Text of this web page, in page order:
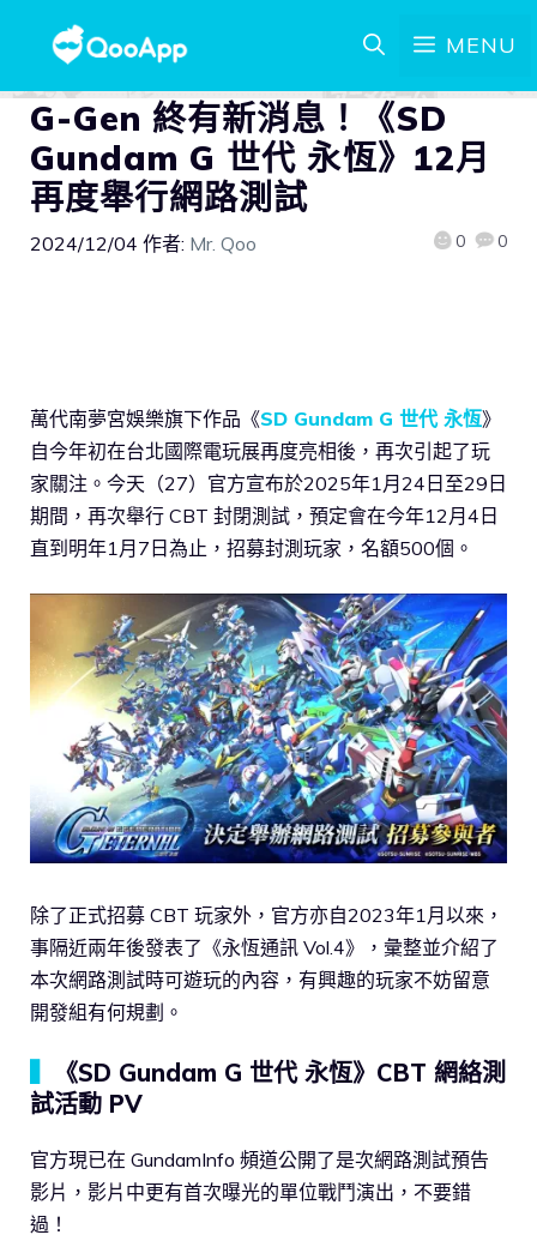
MENU
G-Gen 終有新消息！《SD
Gundam G 世代 永恆》12月
再度舉行網路測試
2024/12/04 作者: Mr. Qoo 0 0
萬代南夢宮娛樂旗下作品《SD Gundam G 世代 永恆》
自今年初在台北國際電玩展再度亮相後，再次引起了玩
家關注。今天（27）官方宣布於2025年1月24日至29日
期間，再次舉行 CBT 封閉測試，預定會在今年12月4日
直到明年1月7日為止，招募封測玩家，名額500個。
除了正式招募 CBT 玩家外，官方亦自2023年1月以來，
事隔近兩年後發表了《永恆通訊 Vol.4》，彙整並介紹了
本次網路測試時可遊玩的內容，有興趣的玩家不妨留意
開發組有何規劃。
《SD Gundam G 世代 永恆》CBT 網絡測
試活動 PV
官方現已在 GundamInfo 頻道公開了是次網路測試預告
影片，影片中更有首次曝光的單位戰鬥演出，不要錯
過！